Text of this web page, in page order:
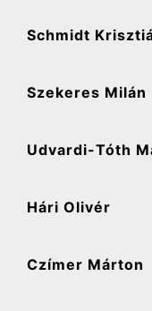
Schmidt
Szekeres Milán
Udvardi-Tóth
Hári Olivér
Czímer Márton